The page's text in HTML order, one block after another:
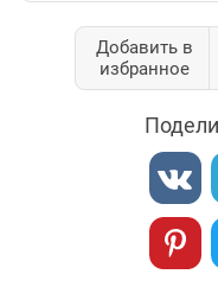
Добавить в
избранное